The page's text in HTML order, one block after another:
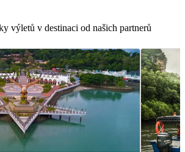
výletů v destinaci od našich partnerů